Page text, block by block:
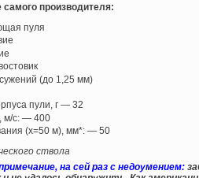
производителя:
пуля
(до 1,25 мм)
пули, г — 32
м/с: — 400
(х=50 м), мм*: — 50
ствола
на сей раз с недоумением: